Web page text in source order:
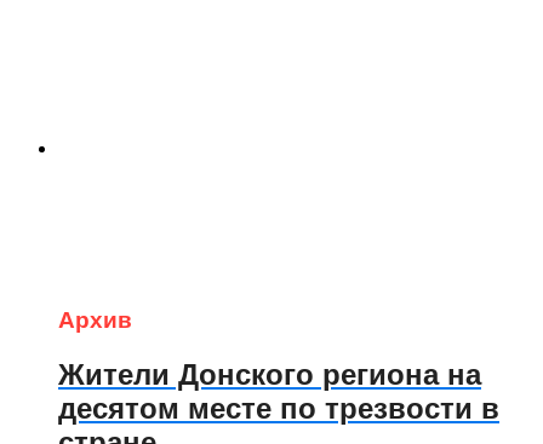
Архив
Жители Донского региона на
десятом месте по трезвости в